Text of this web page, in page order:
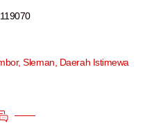
Sleman, Daerah Istimewa